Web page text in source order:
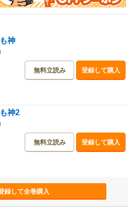
神
無料立読み 登録して購入
神2
無料立読み 登録して購入
録して全巻購入